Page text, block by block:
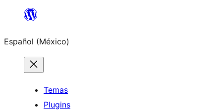
Saltar
contenido
Español (México)
Temas
Plugins